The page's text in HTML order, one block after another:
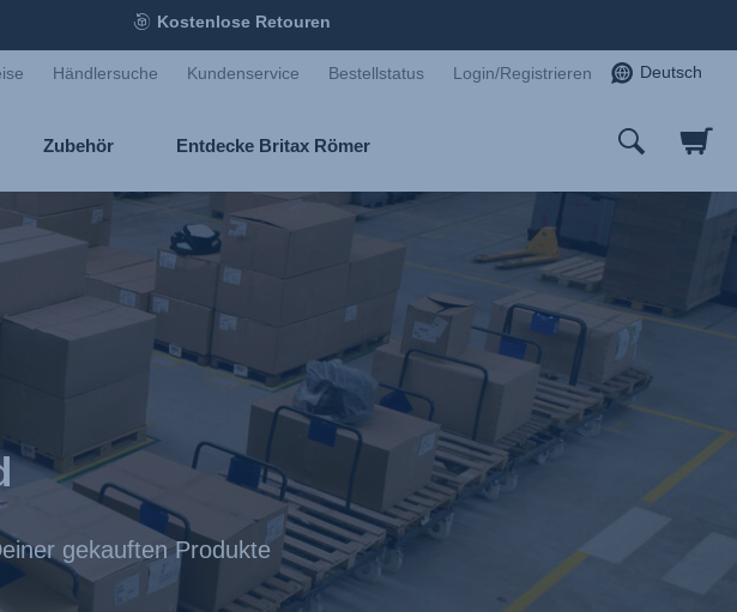
Kostenlose Retouren
Händlersuche Kundenservice Bestellstatus Login/Registrieren Deutsch
Zubehör Entdecke Britax Römer
gekauften Produkte